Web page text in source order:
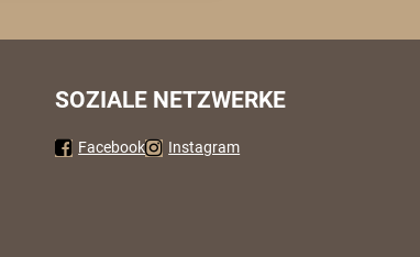
SOZIALE NETZWERKE
Facebook Instagram